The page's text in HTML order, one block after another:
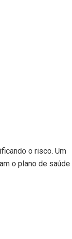
o risco. Um
o plano de saúde